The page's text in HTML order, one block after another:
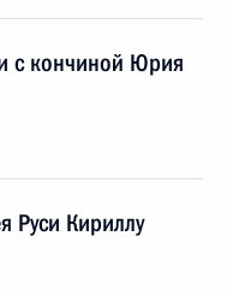
с кончиной Юрия
Руси Кириллу